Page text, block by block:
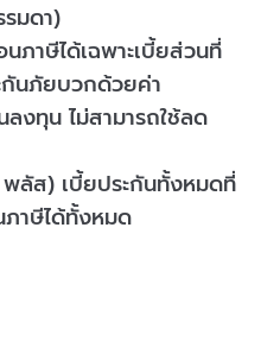
มดา)
าษีได้เฉพาะเบี้ยส่วนที่
กันภัยบวกด้วยค่า
งทุน ไม่สามารถใช้ลด
ลัส) เบี้ยประกันทั้งหมดที่
ภาษีได้ทั้งหมด